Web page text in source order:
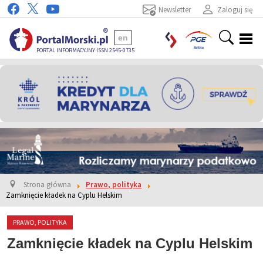
Zaloguj się
Newsletter
PORTAL INFORMACYJNY ISSN 2545-0735
en
Strona główna
Prawo, polityka
Zamknięcie kładek na Cyplu Helskim
PRAWO, POLITYKA
Zamknięcie kładek na Cyplu Helskim